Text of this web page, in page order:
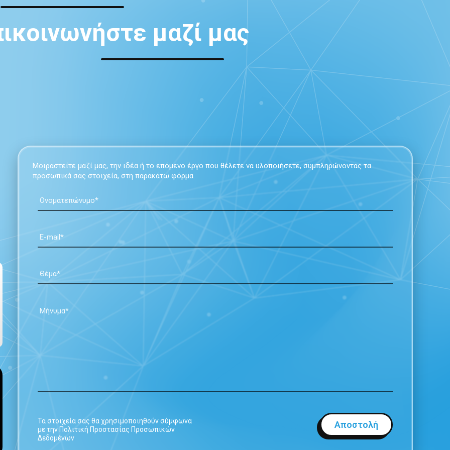
μαζί μας
Μοιραστείτε μαζί μας, την ιδέα ή το επόμενο έργο που θέλετε να υλοποιήσετε, συμπληρώνοντας τα
προσωπικά σας στοιχεία, στη παρακάτω φόρμα.
Τα στοιχεία σας θα χρησιμοποιηθούν σύμφωνα
με την Πολιτική Προστασίας Προσωπικών
Δεδομένων